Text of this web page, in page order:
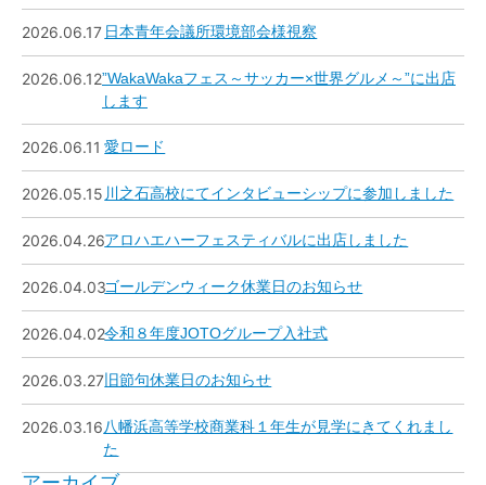
2026.06.17 日本青年会議所環境部会様視察
2026.06.12”WakaWakaフェス～サッカー×世界グルメ～”に出店
します
2026.06.11 愛ロード
2026.05.15 川之石高校にてインタビューシップに参加しました
2026.04.26アロハエハーフェスティバルに出店しました
2026.04.03ゴールデンウィーク休業日のお知らせ
2026.04.02令和８年度JOTOグループ入社式
2026.03.27 旧節句休業日のお知らせ
2026.03.16八幡浜高等学校商業科１年生が見学にきてくれまし
た